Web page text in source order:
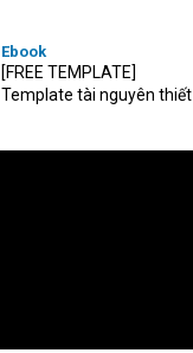
Ebook
[FREE TEMPLATE]
Template tài nguyên thiết